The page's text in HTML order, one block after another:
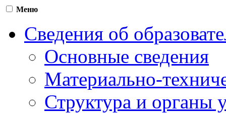
Меню
Сведения об
Основные сведения
Материально-
Структура и органы